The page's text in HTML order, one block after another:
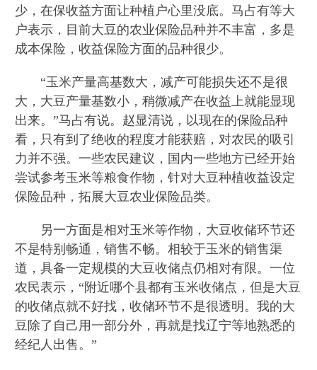
少，在保收益方面让种植户心里没底。马占有等大
户表示，目前大豆的农业保险品种并不丰富，多是
成本保险，收益保险方面的品种很少。
“玉米产量高基数大，减产可能损失还不是很
大，大豆产量基数小，稍微减产在收益上就能显现
出来。”马占有说。赵显清说，以现在的保险品种
看，只有到了绝收的程度才能获赔，对农民的吸引
力并不强。一些农民建议，国内一些地方已经开始
尝试参考玉米等粮食作物，针对大豆种植收益设定
保险品种，拓展大豆农业保险品类。
另一方面是相对玉米等作物，大豆收储环节还
不是特别畅通，销售不畅。相较于玉米的销售渠
道，具备一定规模的大豆收储点仍相对有限。一位
农民表示，“附近哪个县都有玉米收储点，但是大豆
的收储点就不好找，收储环节不是很透明。我的大
豆除了自己用一部分外，再就是找辽宁等地熟悉的
经纪人出售。”